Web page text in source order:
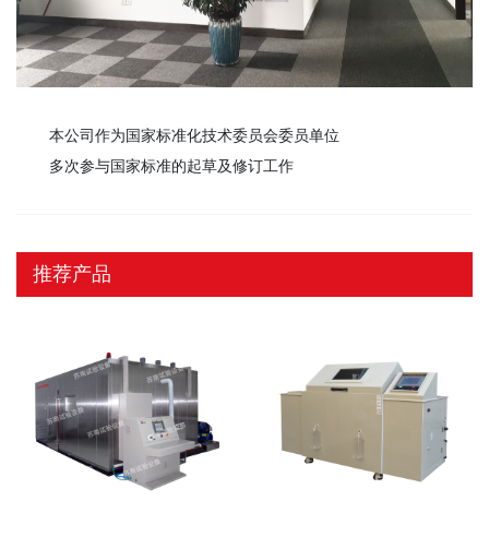
本公司作为国家标准化技术委员会委员单位
多次参与国家标准的起草及修订工作
推荐产品